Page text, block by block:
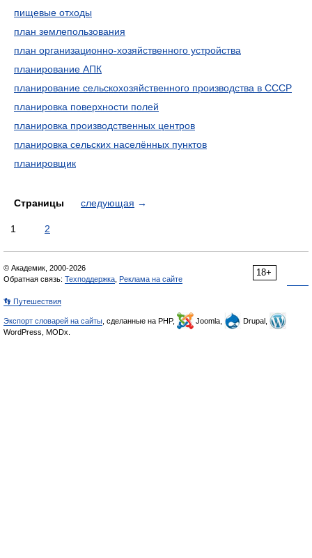
пищевые отходы
план землепользования
план организационно-хозяйственного устройства
планирование АПК
планирование сельскохозяйственного производства в СССР
планировка поверхности полей
планировка производственных центров
планировка сельских населённых пунктов
планировщик
Страницы следующая →
1 2
18+
© Академик, 2000-2026
Обратная связь: Техподдержка Реклама на сайте
👣 Путешествия
Экспорт словарей на сайты , сделанные на PHP, Joomla,
Drupal,
WordPress, MODx.